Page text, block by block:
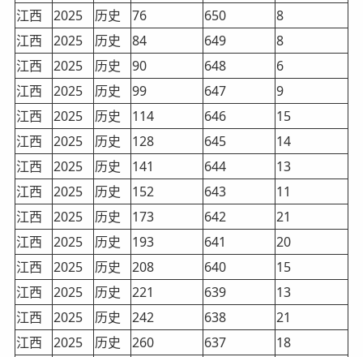
江西
2025 历史 76 650
8
江西
2025 历史 84 649
8
江西
2025 历史 90 648
6
江西
2025 历史 99 647
9
江西
2025 历史 114 646
15
江西
2025 历史 128 645
14
江西
2025 历史 141 644
13
江西
2025 历史 152 643
11
江西
2025 历史 173 642
21
江西
2025 历史 193 641
20
江西
2025 历史 208 640
15
江西
2025 历史 221 639
13
江西
2025 历史 242 638
21
江西
2025 历史 260 637
18